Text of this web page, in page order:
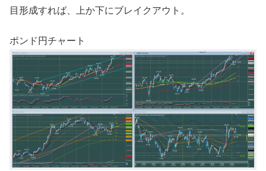
目形成すれば、上か下にブレイクアウト。
ポンド円チャート